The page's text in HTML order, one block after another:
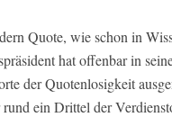
Quote, wie schon in
hat offenbar in
der Quotenlosigkeit
ein Drittel der